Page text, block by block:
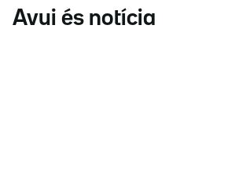
Avui és notícia